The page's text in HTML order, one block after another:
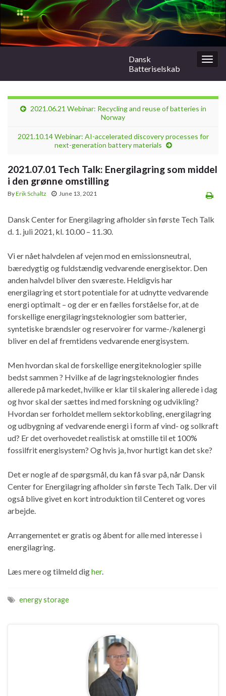
Dansk
Batteriselskab
2021.06.21 Webinar: Recycling and reuse of batteries in
Norway
2021.10.14 Webinar: AI-accelerated discovery processes for
next-generation battery materials
2021.07.01 Tech Talk: Energilagring som middel
i den grønne omstilling
ByErik Schaltz June 13, 2021
Dansk Center for Energilagring afholder sin første Tech Talk
d. 1. juli 2021, kl. 10.00 – 11.30.
Vi er nået halvdelen af ​​vejen mod en emissionsneutral,
bæredygtig og fuldstændig vedvarende energisektor. Den
anden halvdel bliver den sværeste. Heldigvis har
energilagring et stort potentiale for at udnytte vedvarende
energi optimalt – og der er en fælles forståelse for, at de
forskellige energilagringsteknologier som batterier,
syntetiske brændsler og reservoirer for varme-/kølenergi
bliver en del af fremtidens vedvarende energisystem.
Men hvordan skal de forskellige energiteknologier spille
bedst sammen ? Hvilke af de lagringsteknologier findes
allerede på markedet, hvilke er klar til skalering allerede i dag
og hvor skal der sættes ind med forskning og udvikling?
Hvordan ser forholdet mellem sektorkobling, energilagring
og udbygning af vedvarende energi i form af vind- og solkraft
ud? Er det overhovedet realistisk at omstille til et 100%
fossilfrit energisystem? Og hvis ja, hvor hurtigt kan det ske?
Det er nogle af de spørgsmål, du kan få svar på, når Dansk
Center for Energilagring afholder sin første Tech Talk. Der vil
også blive givet en kort introduktion til Centeret og vores
arbejde.
Arrangementet er gratis og åbent for alle med interesse i
energilagring.
Læs mere og tilmeld digher.
energy storage